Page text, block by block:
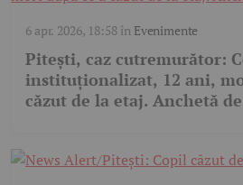
6 apr. 2026, 18:58în Evenimente
Pitești, caz cutremurător:
instituționalizat, 12 ani,
căzut de la etaj. Anchetă